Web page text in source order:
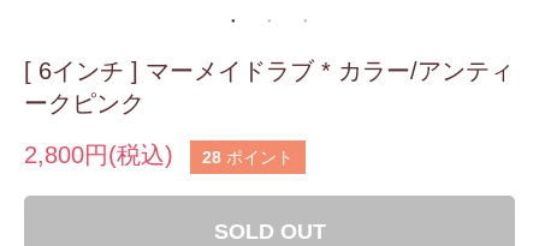
[ 6インチ ] マーメイドラブ * カラー/アンティ
ークピンク
2,800円(税込)
28 ポイント
SOLD OUT